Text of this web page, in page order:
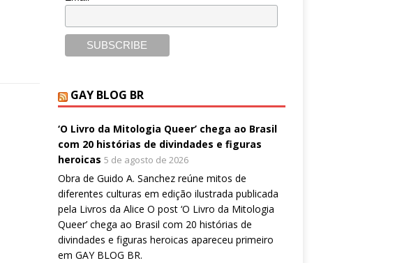
GAY BLOG BR
‘O Livro da Mitologia Queer’ chega ao Brasil
com 20 histórias de divindades e figuras
heroicas 5 de agosto de 2026
Obra de Guido A. Sanchez reúne mitos de
diferentes culturas em edição ilustrada publicada
pela Livros da Alice O post ‘O Livro da Mitologia
Queer’ chega ao Brasil com 20 histórias de
divindades e figuras heroicas apareceu primeiro
em GAY BLOG BR.